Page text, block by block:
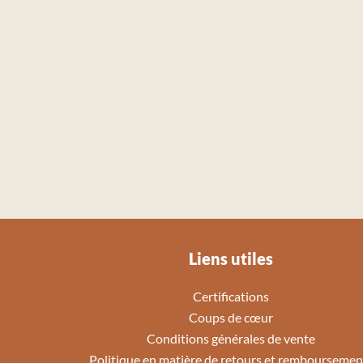
Liens utiles
Certifications
Coups de cœur
Conditions générales de vente
Politique en matière de retours et